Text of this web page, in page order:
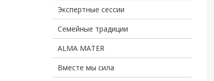
Экспертные сессии
Семейные традиции
ALMA MATER
Вместе мы сила